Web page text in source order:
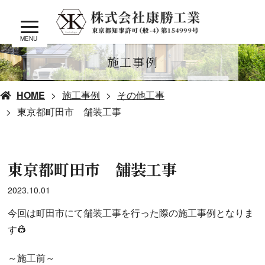
MENU
施工事例
HOME 施工事例
その他工事
東京都町田市 舗装工事
東京都町田市 舗装工事
2023.10.01
今回は町田市にて舗装工事を行った際の施工事例となりま
す👷
～施工前～